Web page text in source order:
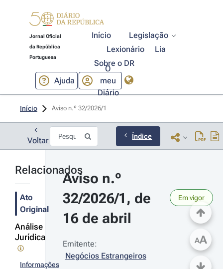
Jornal Oficial
da República
Portuguesa
Início
Legislação
Lexionário
Lia
Sobre o DR
Ajuda
O
meu
Diário
Início Aviso n.º 32/2026/1
Voltar Índice
Relacionados
Ato
Original
Análise
Jurídica
Informações
Aviso n.º
32/2026/1, de
16 de abril
Em vigor
Emitente:
Negócios Estrangeiros
AA